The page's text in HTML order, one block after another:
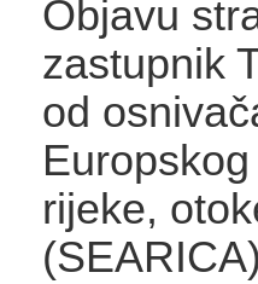
Objavu
zastupnik
od
rijeke,